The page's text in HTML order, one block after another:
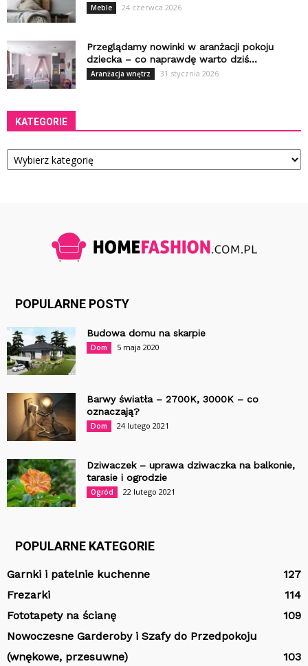
Meble 24 czerwca 2026
Przeglądamy nowinki w aranżacji pokoju
dziecka – co naprawdę warto dziś...
Aranżacja wnętrz 31 stycznia 2026
KATEGORIE
Kategorie
POPULARNE POSTY
Budowa domu na skarpie
Dom 5 maja 2020
Barwy światła – 2700K, 3000K – co
oznaczają?
Dom 24 lutego 2021
Dziwaczek – uprawa dziwaczka na balkonie,
tarasie i ogrodzie
Ogród 22 lutego 2021
POPULARNE KATEGORIE
Garnki i patelnie kuchenne
127
Frezarki
114
Fototapety na ścianę
109
Nowoczesne Garderoby i Szafy do Przedpokoju
(wnękowe, przesuwne)
103